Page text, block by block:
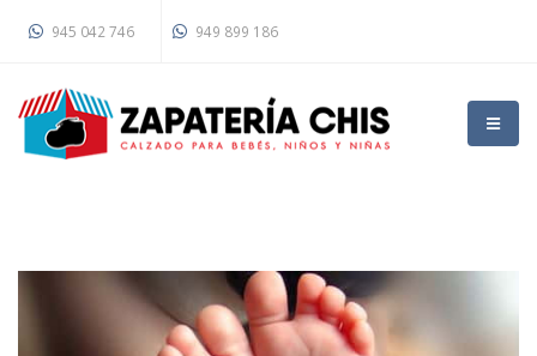
945 042 746 949 899 186